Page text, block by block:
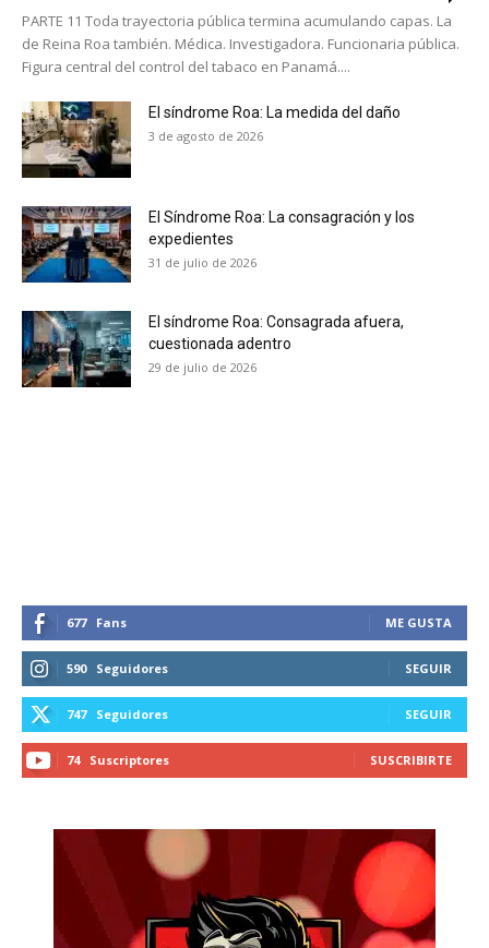
No te pierdas de las
tobacco harm reduction in your email.
PARTE 11 Toda trayectoria pública termina acumulando capas. La
de Reina Roa también. Médica. Investigadora. Funcionaria pública.
Figura central del control del tabaco en Panamá....
El síndrome Roa: La medida del daño
3 de agosto de 2026
El Síndrome Roa: La consagración y los
expedientes
31 de julio de 2026
El síndrome Roa: Consagrada afuera,
cuestionada adentro
29 de julio de 2026
677 Fans ME GUSTA
590 Seguidores SEGUIR
747 Seguidores SEGUIR
74 Suscriptores SUSCRIBIRTE